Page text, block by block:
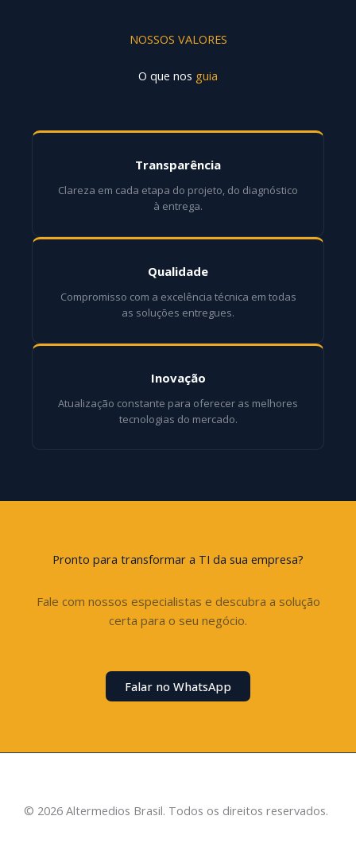
NOSSOS VALORES
O que nos guia
Transparência
Clareza em cada etapa do projeto, do diagnóstico
à entrega.
Qualidade
Compromisso com a excelência técnica em todas
as soluções entregues.
Inovação
Atualização constante para oferecer as melhores
tecnologias do mercado.
Pronto para transformar a TI da sua empresa?
Fale com nossos especialistas e descubra a solução
certa para o seu negócio.
Falar no WhatsApp
© 2026 Altermedios Brasil. Todos os direitos reservados.